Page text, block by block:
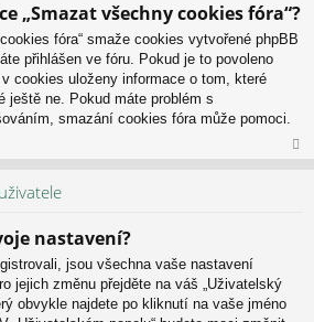
ah
or
„Smazat všechny cookies fóra“?
fóra“ smaže cookies vytvořené phpBB
přihlášen ve fóru. Pokud je to povoleno
cookies uloženy informace o tom, které
ještě ne. Pokud máte problém s
smazání cookies fóra může pomoci.
nastavení?
jsou všechna vaše nastavení
jejich změnu přejděte na váš „Uživatelský
obvykle najdete po kliknutí na vaše jméno